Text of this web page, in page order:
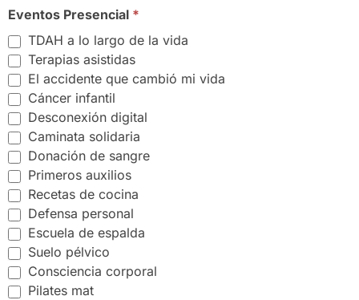
Eventos Presencial *
TDAH a lo largo de la vida
Terapias asistidas
El accidente que cambió mi vida
Cáncer infantil
Desconexión digital
Caminata solidaria
Donación de sangre
Primeros auxilios
Recetas de cocina
Defensa personal
Escuela de espalda
Suelo pélvico
Consciencia corporal
Pilates mat